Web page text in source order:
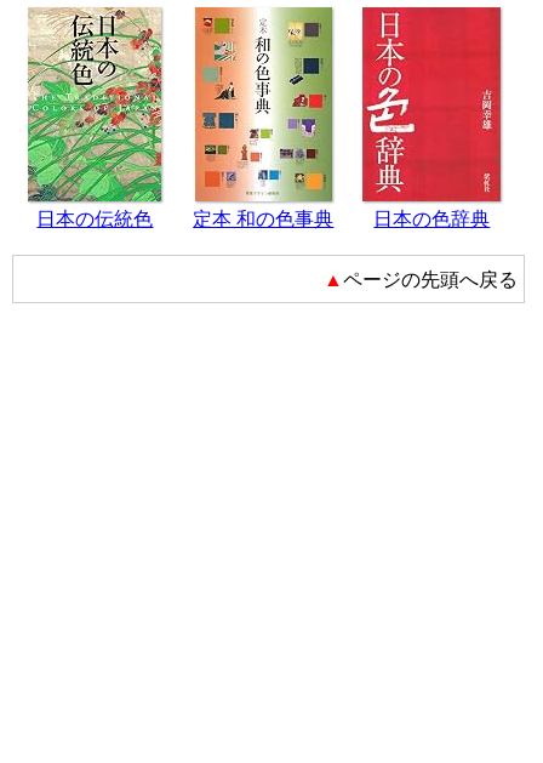
日本の伝統色 定本 和の色事典 日本の色辞典
▲ページの先頭へ戻る